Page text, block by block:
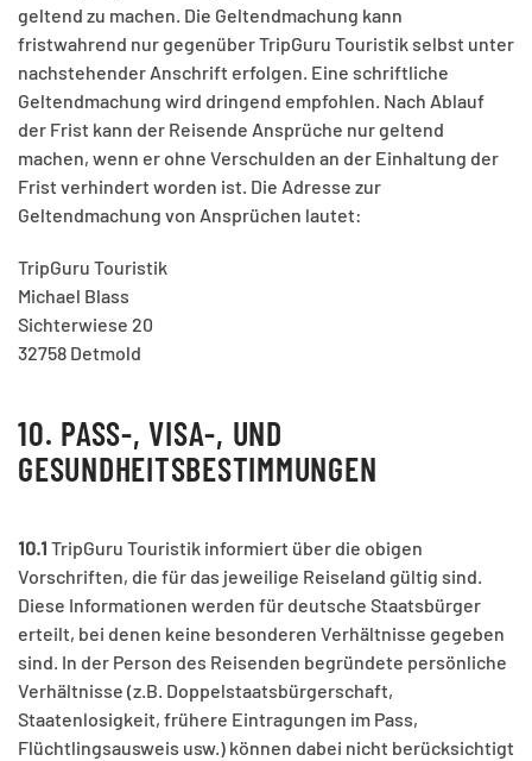
geltend zu machen. Die Geltendmachung kann
fristwahrend nur gegenüber TripGuru Touristik selbst unter
nachstehender Anschrift erfolgen. Eine schriftliche
Geltendmachung wird dringend empfohlen. Nach Ablauf
der Frist kann der Reisende Ansprüche nur geltend
machen, wenn er ohne Verschulden an der Einhaltung der
Frist verhindert worden ist. Die Adresse zur
Geltendmachung von Ansprüchen lautet:
TripGuru Touristik
Michael Blass
Sichterwiese 20
32758 Detmold
10. PASS-, VISA-, UND
GESUNDHEITSBESTIMMUNGEN
10.1 TripGuru Touristik informiert über die obigen
Vorschriften, die für das jeweilige Reiseland gültig sind.
Diese Informationen werden für deutsche Staatsbürger
erteilt, bei denen keine besonderen Verhältnisse gegeben
sind. In der Person des Reisenden begründete persönliche
Verhältnisse (z.B. Doppelstaatsbürgerschaft,
Staatenlosigkeit, frühere Eintragungen im Pass,
Flüchtlingsausweis usw.) können dabei nicht berücksichtigt